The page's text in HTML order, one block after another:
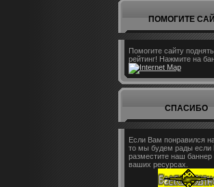
ПОМОГИТЕ
Помогите сайту
рейтинг! Нажмите на
СПАСИБО
Если Вам понравился
то мы будем рады если
разместите наш
ваших ресурсах.